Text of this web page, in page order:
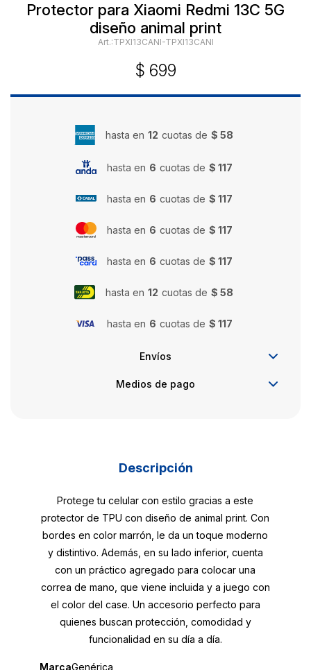
Protector para Xiaomi Redmi 13C 5G
diseño animal print
TPXI13CANI-TPXI13CANI
$ 699
hasta en 12 cuotas de $ 58
hasta en 6 cuotas de $ 117
hasta en 6 cuotas de $ 117
hasta en 6 cuotas de $ 117
hasta en 6 cuotas de $ 117
hasta en 12 cuotas de $ 58
hasta en 6 cuotas de $ 117
Envíos
Medios de pago
Descripción
Protege tu celular con estilo gracias a este
protector de TPU con diseño de animal print. Con
bordes en color marrón, le da un toque moderno
y distintivo. Además, en su lado inferior, cuenta
con un práctico agregado para colocar una
correa de mano, que viene incluida y a juego con
el color del case. Un accesorio perfecto para
quienes buscan protección, comodidad y
funcionalidad en su día a día.
MarcaGenérica